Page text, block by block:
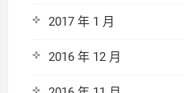
2017 年 1 月
2016 年 12 月